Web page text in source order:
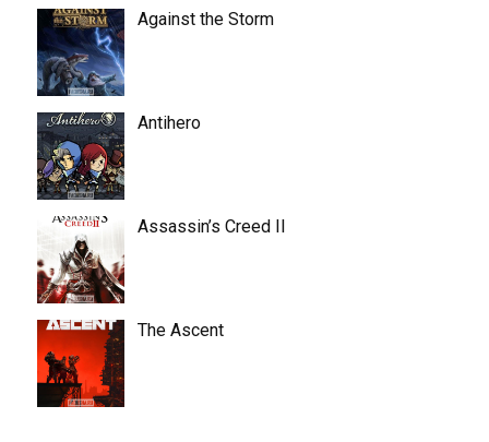
Against the Storm
Antihero
Assassin’s Creed II
The Ascent